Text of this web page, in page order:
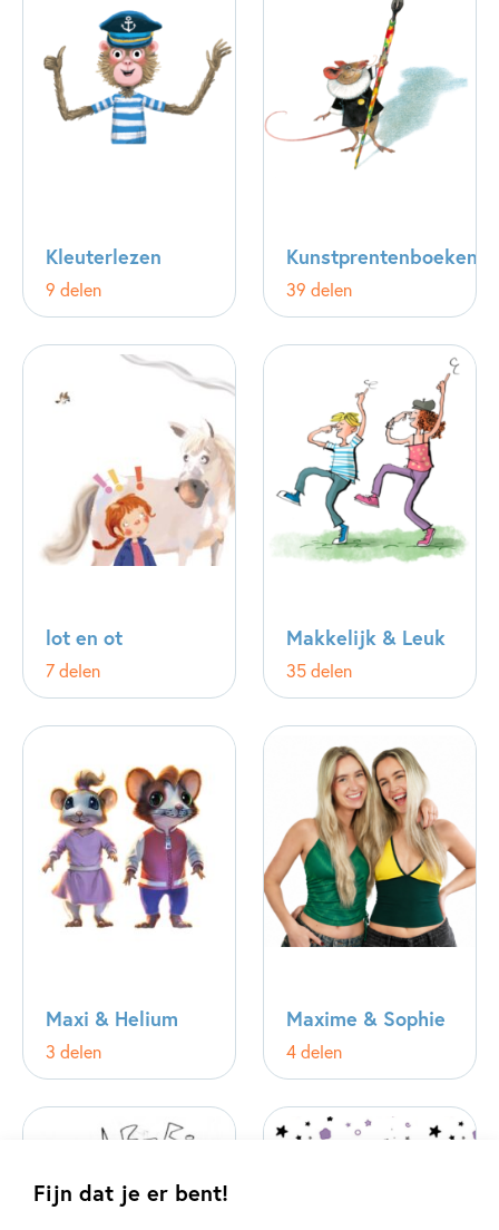
Fijn dat je er bent!
Kleuterlezen
9 delen
Kunstprentenboeken
39 delen
lot en ot
7 delen
Makkelijk & Leuk
35 delen
Maxi & Helium
3 delen
Maxime & Sophie
4 delen